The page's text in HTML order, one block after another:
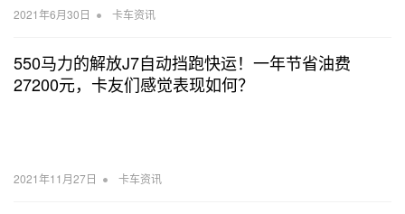
2021年6月30日 • 卡车资讯
550马力的解放J7自动挡跑快运！一年节省油费
27200元，卡友们感觉表现如何？
2021年11月27日 • 卡车资讯